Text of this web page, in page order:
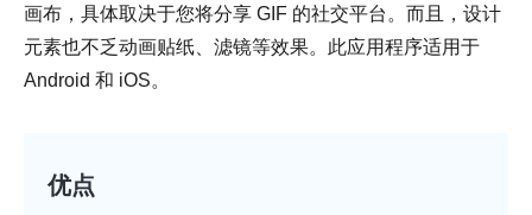
画布，具体取决于您将分享 GIF 的社交平台。而且，设计
元素也不乏动画贴纸、滤镜等效果。此应用程序适用于
Android 和 iOS。
优点